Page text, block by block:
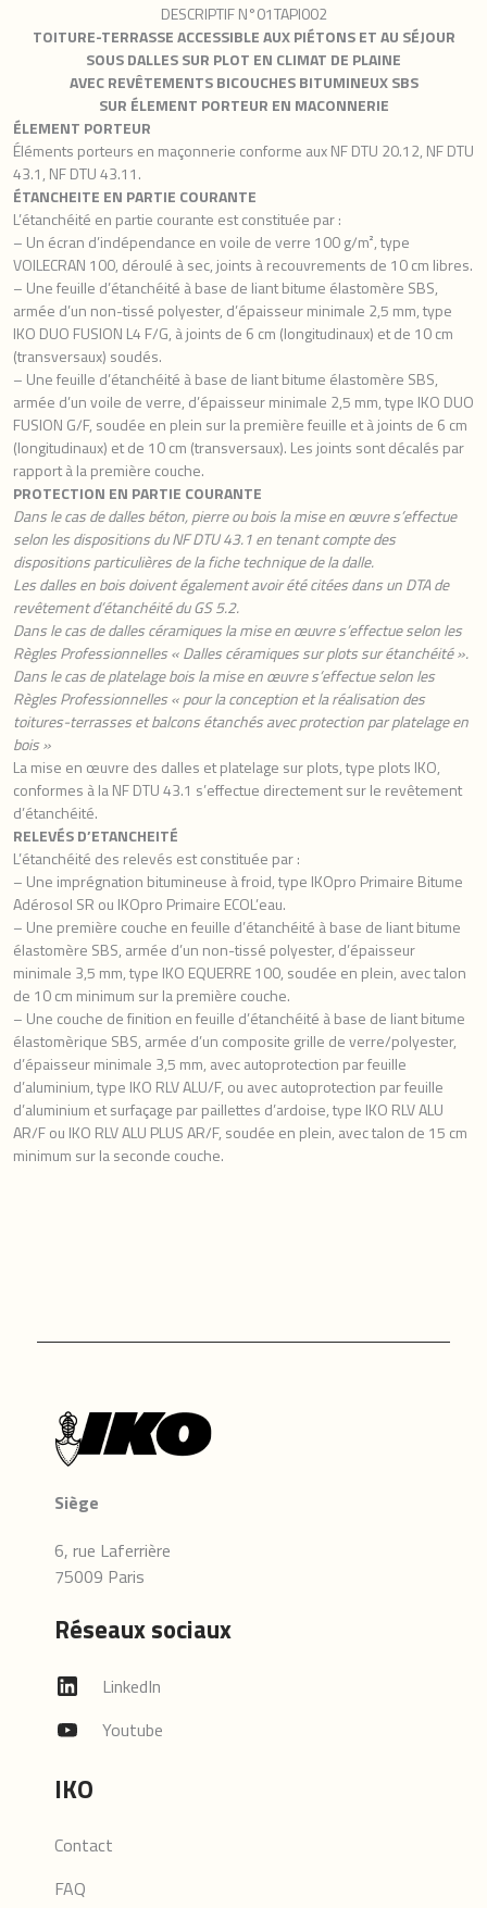
DESCRIPTIF N°01TAPI002
TOITURE-TERRASSE ACCESSIBLE AUX PIÉTONS ET AU SÉJOUR
SOUS DALLES SUR PLOT EN CLIMAT DE PLAINE
AVEC REVÊTEMENTS BICOUCHES BITUMINEUX SBS
SUR ÉLEMENT PORTEUR EN MACONNERIE
ÉLEMENT PORTEUR
Éléments porteurs en maçonnerie conforme aux NF DTU 20.12, NF DTU
43.1, NF DTU 43.11.
ÉTANCHEITE EN PARTIE COURANTE
L’étanchéité en partie courante est constituée par :
– Un écran d’indépendance en voile de verre 100 g/m², type
VOILECRAN 100, déroulé à sec, joints à recouvrements de 10 cm libres.
– Une feuille d’étanchéité à base de liant bitume élastomère SBS,
armée d’un non-tissé polyester, d’épaisseur minimale 2,5 mm, type
IKO DUO FUSION L4 F/G, à joints de 6 cm (longitudinaux) et de 10 cm
(transversaux) soudés.
– Une feuille d’étanchéité à base de liant bitume élastomère SBS,
armée d’un voile de verre, d’épaisseur minimale 2,5 mm, type IKO DUO
FUSION G/F, soudée en plein sur la première feuille et à joints de 6 cm
(longitudinaux) et de 10 cm (transversaux). Les joints sont décalés par
rapport à la première couche.
PROTECTION EN PARTIE COURANTE
Dans le cas de dalles béton, pierre ou bois la mise en œuvre s’effectue
selon les dispositions du NF DTU 43.1 en tenant compte des
dispositions particulières de la fiche technique de la dalle.
Les dalles en bois doivent également avoir été citées dans un DTA de
revêtement d’étanchéité du GS 5.2.
Dans le cas de dalles céramiques la mise en œuvre s’effectue selon les
Règles Professionnelles « Dalles céramiques sur plots sur étanchéité ».
Dans le cas de platelage bois la mise en œuvre s’effectue selon les
Règles Professionnelles « pour la conception et la réalisation des
toitures-terrasses et balcons étanchés avec protection par platelage en
bois »
La mise en œuvre des dalles et platelage sur plots, type plots IKO,
conformes à la NF DTU 43.1 s’effectue directement sur le revêtement
d’étanchéité.
RELEVÉS D’ETANCHEITÉ
L’étanchéité des relevés est constituée par :
– Une imprégnation bitumineuse à froid, type IKOpro Primaire Bitume
Adérosol SR ou IKOpro Primaire ECOL’eau.
– Une première couche en feuille d’étanchéité à base de liant bitume
élastomère SBS, armée d’un non-tissé polyester, d’épaisseur
minimale 3,5 mm, type IKO EQUERRE 100, soudée en plein, avec talon
de 10 cm minimum sur la première couche.
– Une couche de finition en feuille d’étanchéité à base de liant bitume
élastomèrique SBS, armée d’un composite grille de verre/polyester,
d’épaisseur minimale 3,5 mm, avec autoprotection par feuille
d’aluminium, type IKO RLV ALU/F, ou avec autoprotection par feuille
d’aluminium et surfaçage par paillettes d’ardoise, type IKO RLV ALU
AR/F ou IKO RLV ALU PLUS AR/F, soudée en plein, avec talon de 15 cm
minimum sur la seconde couche.
Siège
6, rue Laferrière
75009 Paris
Réseaux sociaux
LinkedIn
Youtube
IKO
Contact
FAQ